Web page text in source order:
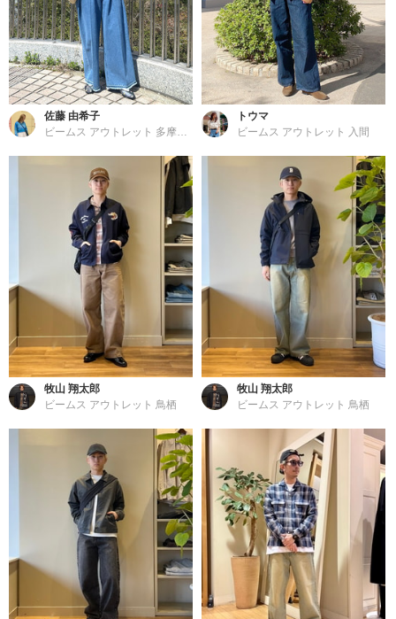
佐藤 由希子
ビームス アウトレット 多摩南大沢
トウマ
ビームス アウトレット 入間
牧山 翔太郎
ビームス アウトレット 鳥栖
牧山 翔太郎
ビームス アウトレット 鳥栖